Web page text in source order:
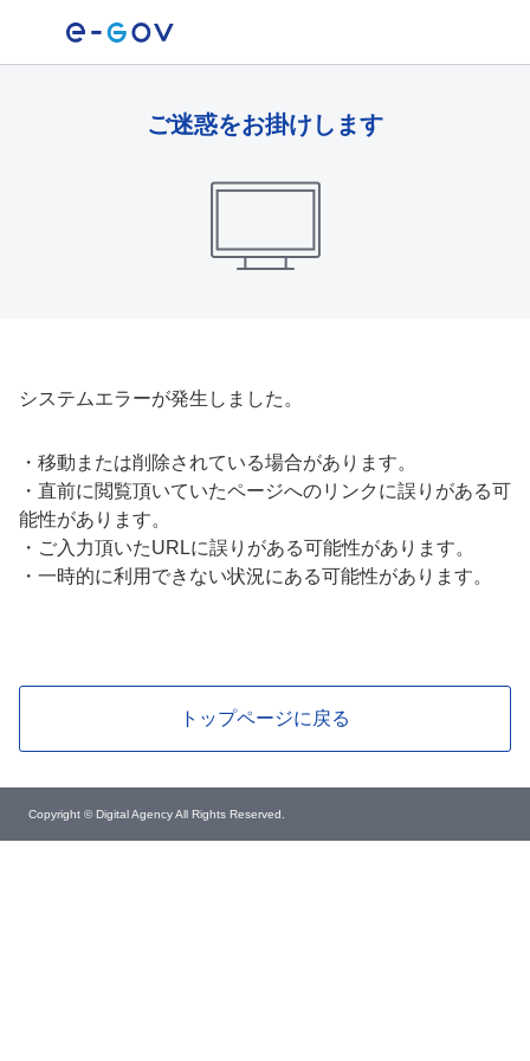
ご迷惑をお掛けします
システムエラーが発生しました。
・ 移動または削除されている場合があります。
・ 直前に閲覧頂いていたページへのリンクに誤りがある可
能性があります。
・ ご入力頂いたURLに誤りがある可能性があります。
・ 一時的に利用できない状況にある可能性があります。
トップページに戻る
Copyright © Digital Agency All Rights Reserved.